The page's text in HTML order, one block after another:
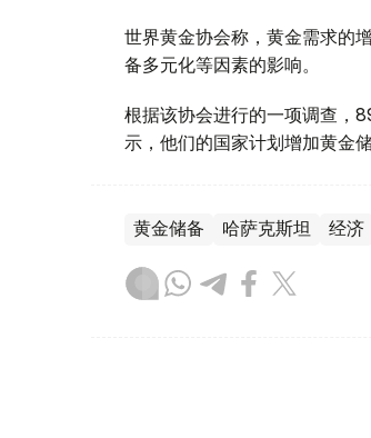
世界黄金协会称，黄金需求的
备多元化等因素的影响。
根据该协会进行的一项调查，
示，他们的国家计划增加黄金储
黄金储备 哈萨克斯坦 经济